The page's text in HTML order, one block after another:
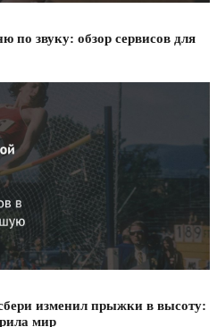
по звуку: обзор сервисов для
изменил прыжки в высоту:
мир